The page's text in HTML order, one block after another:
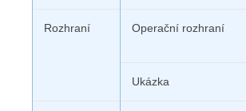
Rozhraní Operační rozhraní
Ukázka